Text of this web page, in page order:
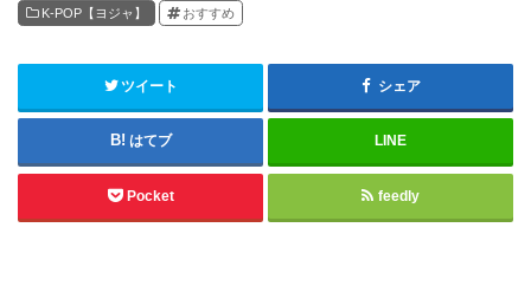
K-POP【ヨジャ】 おすすめ
ツイート シェア
はてブ LINE
Pocket feedly